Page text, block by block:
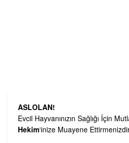
ASLOLAN!
Evcil Hayvanınızın Sağlığı İçin
Hekim‘inize Muayene